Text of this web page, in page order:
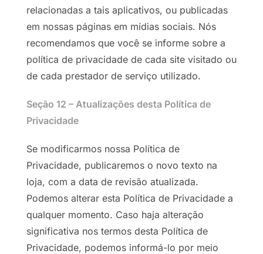
relacionadas a tais aplicativos, ou publicadas
em nossas páginas em mídias sociais. Nós
recomendamos que você se informe sobre a
política de privacidade de cada site visitado ou
de cada prestador de serviço utilizado.
Seção 12 – Atualizações desta Política de
Privacidade
Se modificarmos nossa Política de
Privacidade, publicaremos o novo texto na
loja, com a data de revisão atualizada.
Podemos alterar esta Política de Privacidade a
qualquer momento. Caso haja alteração
significativa nos termos desta Política de
Privacidade, podemos informá-lo por meio